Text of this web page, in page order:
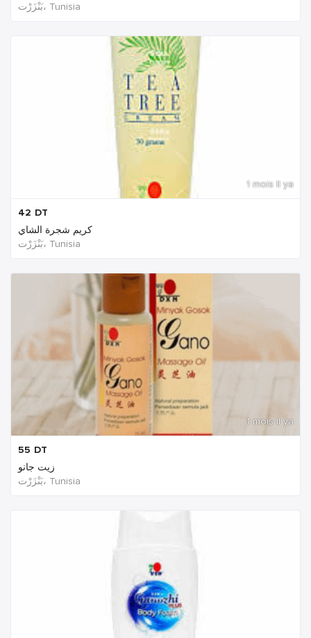
بَنْزَرْت‎، Tunisia
1 mois Il ya
42 DT
كريم شجرة الشاي
بَنْزَرْت‎، Tunisia
1 mois Il ya
55 DT
زيت جانو
بَنْزَرْت‎، Tunisia